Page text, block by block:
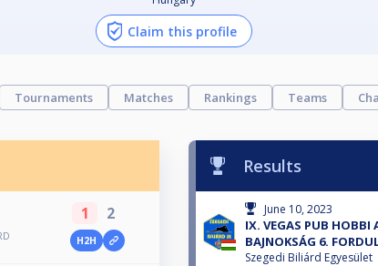
Claim this profile
Tournaments Matches Rankings Teams
1 2
H2H
Results
June 10, 2023
IX. VEGAS PUB HOBBI
BAJNOKSÁG 6.
Szegedi Biliárd Egyesület